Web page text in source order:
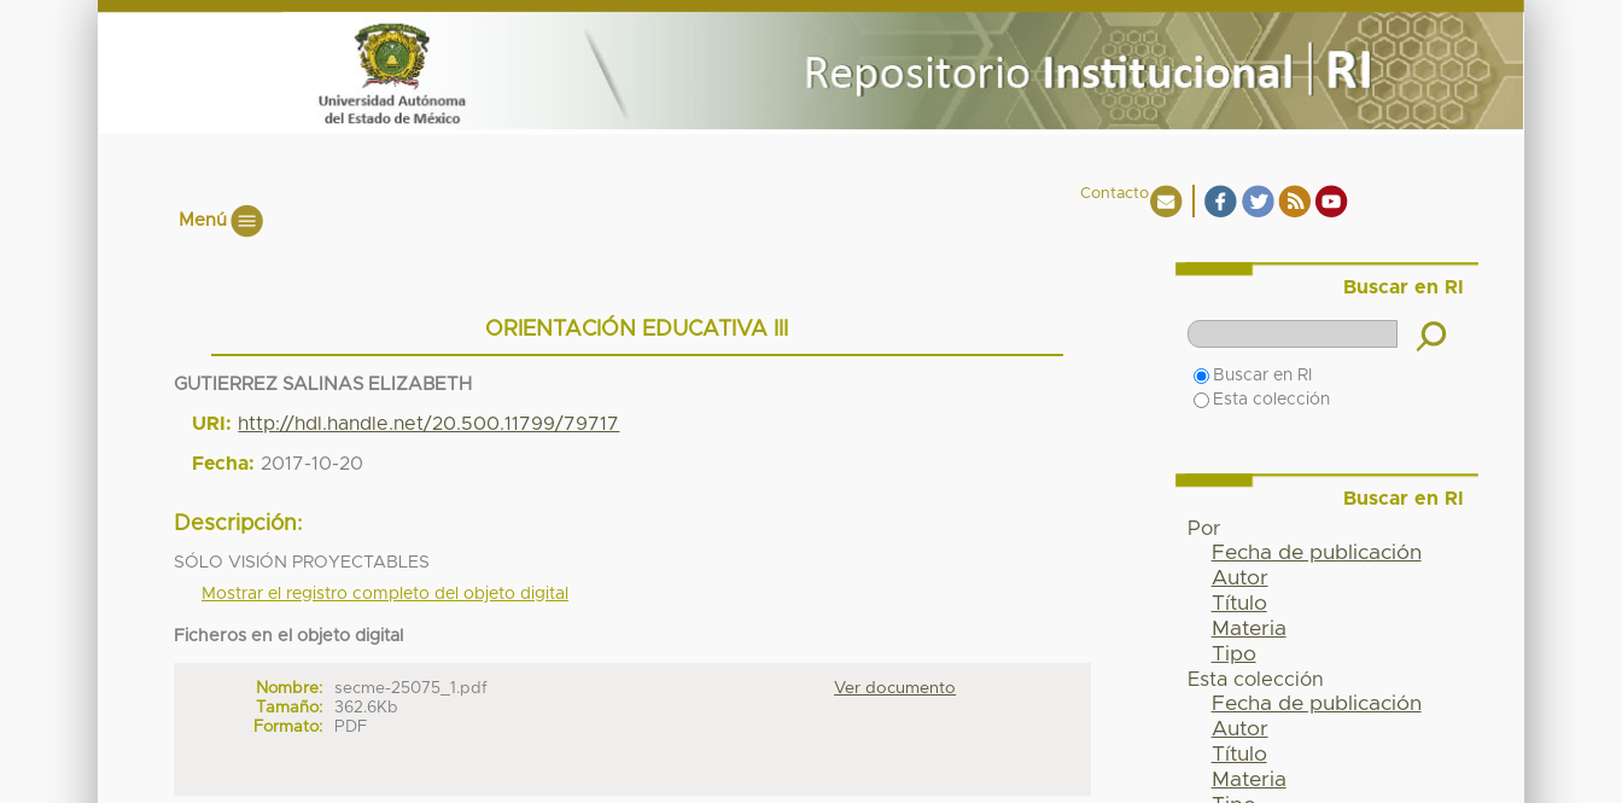
Contacto
Menú
ORIENTACIÓN EDUCATIVA III
GUTIERREZ SALINAS ELIZABETH
URI: http://hdl.handle.net/20.500.11799/79717
Fecha: 2017-10-20
Descripción:
SÓLO VISIÓN PROYECTABLES
Mostrar el registro completo del objeto digital
Ficheros en el objeto digital
Nombre:
secme-25075_1.pdf
Tamaño:
362.6Kb
Formato:
PDF
Ver documento
Buscar en RI
Buscar en RI
Esta colección
Buscar en RI
Por
Fecha de publicación
Autor
Título
Materia
Tipo
Esta colección
Fecha de publicación
Autor
Título
Materia